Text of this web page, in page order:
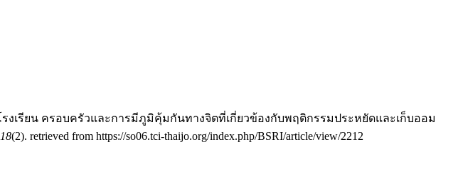
เรียน ครอบครัวและการมีภูมิคุ้มกันทางจิตที่เกี่ยวข้องกับพฤติกรรมประหยัดและเก็บออม
18(2). retrieved from https://so06.tci-thaijo.org/index.php/BSRI/article/view/2212